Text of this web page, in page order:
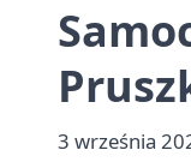
3 września